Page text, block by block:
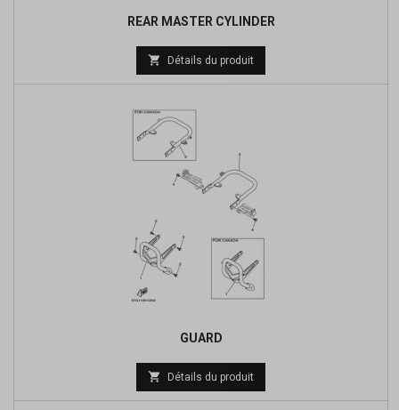
REAR MASTER CYLINDER
Prix
de
 Détails du produit
GUARD
Prix
de
 Détails du produit